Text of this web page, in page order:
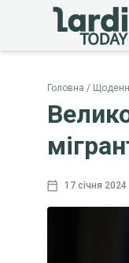
Головна
17 січня 2024